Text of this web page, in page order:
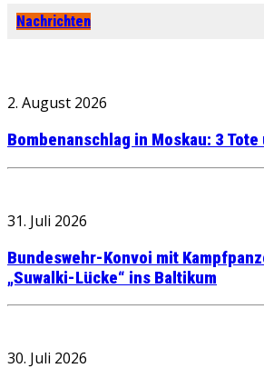
Nachrichten
2. August 2026
Bombenanschlag in Moskau: 3
31. Juli 2026
Bundeswehr-Konvoi mit
„Suwalki-Lücke“ ins Baltikum
30. Juli 2026